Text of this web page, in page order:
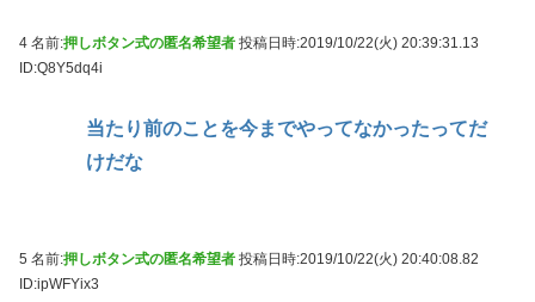
4 名前:押しボタン式の匿名希望者 投稿日時:2019/10/22(火) 20:39:31.13
ID:Q8Y5dq4i
当たり前のことを今までやってなかったってだ
けだな
5 名前:押しボタン式の匿名希望者 投稿日時:2019/10/22(火) 20:40:08.82
ID:ipWFYix3